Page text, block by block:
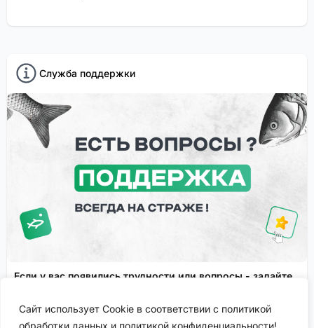
Сайт использует Cookie в соответствии с политикой
обработки данных и политикой конфиденциальности!
Служба поддержки
Если у вас появились трудности или вопросы - задайте